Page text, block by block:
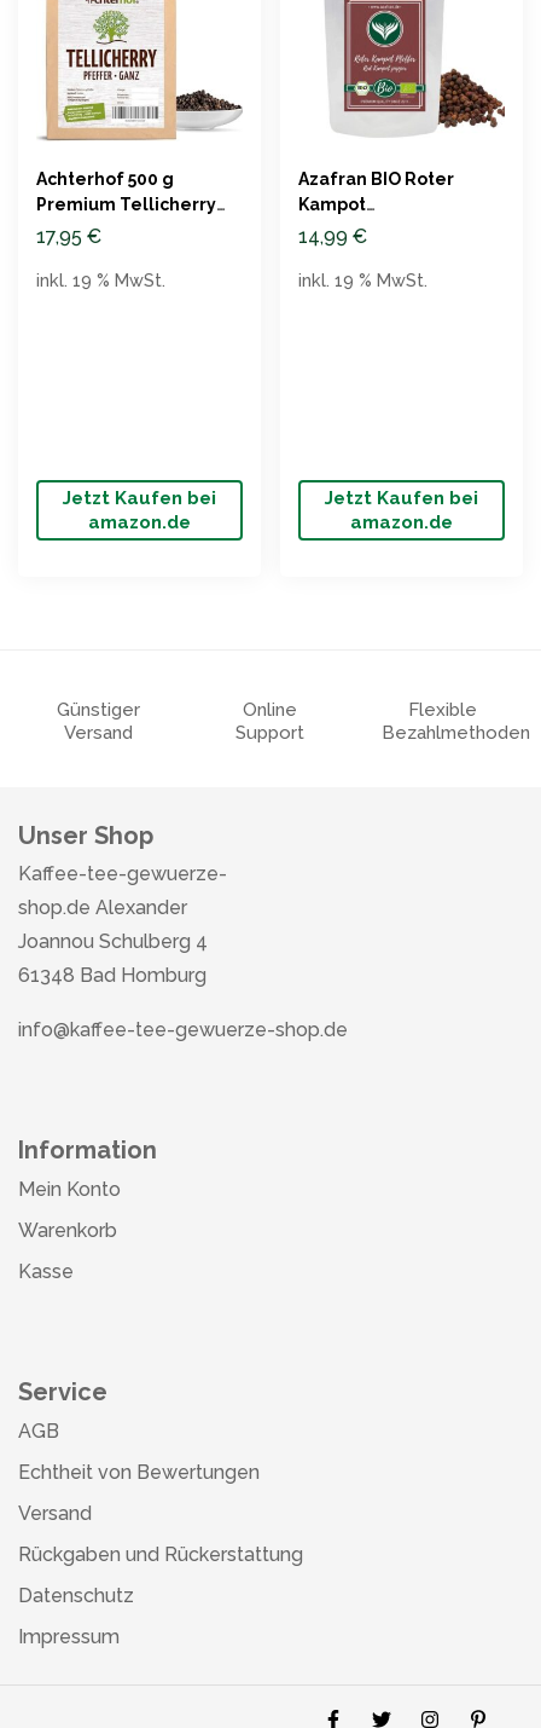
Achterhof 500 g
Premium Tellicherry
Pfefferkörner, ganz
17,95 €
Jetzt Kaufen bei
amazon.de
inkl. 19 % MwSt.
Azafran BIO Roter
Kampot
Gourmetpfeffer 100g
14,99 €
Jetzt Kaufen bei
amazon.de
inkl. 19 % MwSt.
Günstiger
Versand
Online
Support
Flexible
Bezahlmethoden
Unser Shop
Kaffee-tee-gewuerze-
shop.de Alexander
Joannou Schulberg 4
61348 Bad Homburg
info@kaffee-tee-gewuerze-shop.de
Information
Mein Konto
Warenkorb
Kasse
Service
AGB
Echtheit von Bewertungen
Versand
Rückgaben und Rückerstattung
Datenschutz
Impressum